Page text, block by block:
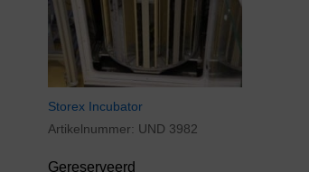
Storex Incubator
Artikelnummer: UND 3982
Gereserveerd